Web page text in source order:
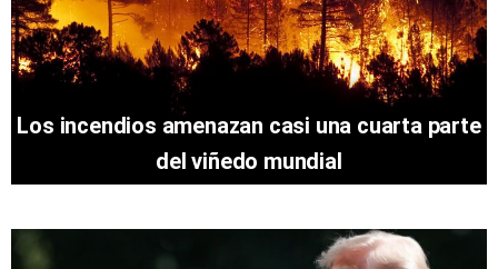
Los incendios amenazan casi una cuarta parte
del viñedo mundial